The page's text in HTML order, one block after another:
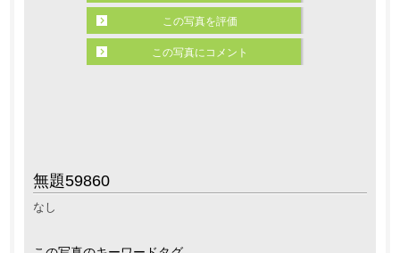
無題59860
なし
この写真を評価
この写真にコメント